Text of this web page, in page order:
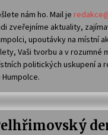
nám ho. Mail je
zveřejníme aktuality,
upoutávky na místní
Vaši tvorbu a v rozumné
politických uskupení a
Humpolce.